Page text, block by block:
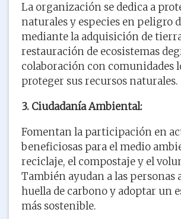
La organización se dedica a
naturales y especies en peligro
mediante la adquisición de
restauración de ecosistemas
colaboración con comunidades
proteger sus recursos naturales.
3. Ciudadanía Ambiental:
Fomentan la participación en
beneficiosas para el medio
reciclaje, el compostaje y el
También ayudan a las personas
huella de carbono y adoptar un
más sostenible.